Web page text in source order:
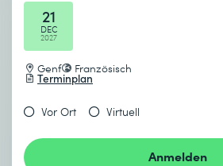
21
DEC
2027
Genf Französisch
Terminplan
Vor Ort Virtuell
Anmelden